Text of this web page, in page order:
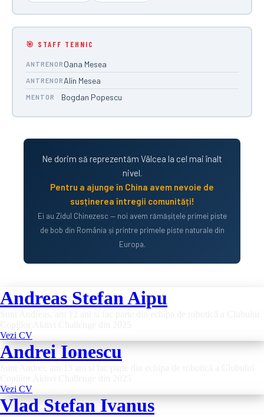
🎯 STAFF TEHNIC
ANTRENOR Oana Mesea
ANTRENOR Alin Mesea
MENTOR Bogdan Popescu
Ne dorim să reprezentăm Vâlcea la cel mai înalt
nivel.
Pentru a ajunge în China avem nevoie de
susținerea întregii comunități!
Ei au Zidul Chinezesc — noi avem rămășițele primei piste
de bob din România și printre primele piste naturale din
Europa.
Andreas Stefan Aipu
Vezi CV
Andrei Ionescu
Vezi CV
Vlad Stefan Ivanus